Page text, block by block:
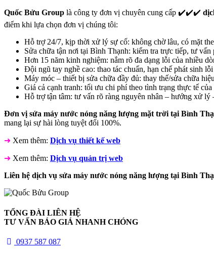
Quốc Bửu Group là công ty đơn vị chuyên cung cấp ✔️✔️✔️
điểm khi lựa chọn đơn vị chúng tôi:
Hỗ trợ 24/7, kịp thời xử lý sự cố: không chờ lâu, có mặt
Sửa chữa tận nơi tại Bình Thạnh: kiểm tra trực tiếp, tư vấn
Hơn 15 năm kinh nghiệm: nắm rõ đa dạng lỗi của nhiều
Đội ngũ tay nghề cao: thao tác chuẩn, hạn chế phát sinh
Máy móc – thiết bị sửa chữa đầy đủ: thay thế/sửa chữa
Giá cả cạnh tranh: tối ưu chi phí theo tình trạng thực tế của
Hỗ trợ tận tâm: tư vấn rõ ràng nguyên nhân – hướng xử lý
Đơn vị sửa máy nước nóng năng lượng mặt trời tại Bình
mang lại sự hài lòng tuyệt đối 100%.
➜ Xem thêm: Dịch vụ thiết kế web
➜ Xem thêm: Dịch vụ quản trị web
Liên hệ dịch vụ sửa máy nước nóng năng lượng tại Bình
TỔNG ĐÀI LIÊN HỆ
TƯ VẤN BÁO GIÁ NHANH CHÓNG
0937 587 087